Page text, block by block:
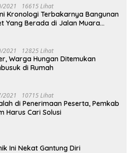
2021 16615 Lihat
Kronologi Terbakarnya Bangunan
Yang Berada di Jalan Muara
2021 12825 Lihat
Warga Hungan Ditemukan
di Rumah
2021 10715 Lihat
di Penerimaan Peserta, Pemkab
Harus Cari Solusi
Ini Nekat Gantung Diri